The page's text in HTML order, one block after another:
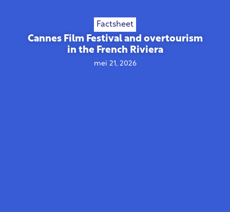
Factsheet
Cannes Film Festival and overtourism
in the French Riviera
mei 21, 2026